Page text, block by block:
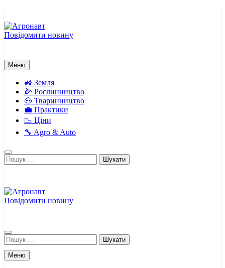
вмісту
Повідомити новину
Меню
🚜 Земля
🌽 Рослинництво
🐽 Тваринництво
💼 Практики
📉 Ціни
🔧 Agro & Auto
Пошук:
Повідомити новину
Пошук:
Меню